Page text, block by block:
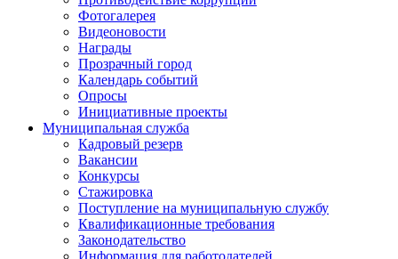
Фотогалерея
Видеоновости
Награды
Прозрачный город
Календарь событий
Опросы
Инициативные проекты
Муниципальная служба
Кадровый резерв
Вакансии
Конкурсы
Стажировка
Поступление на муниципальную службу
Квалификационные требования
Законодательство
Информация для работодателей